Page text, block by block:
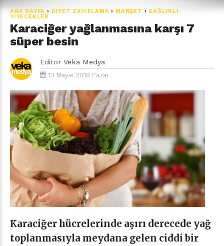
ANA SAYFA › DIYET ZAYIFLAMA › MANŞET ›SAĞLIKLI
YIYECEKLER
Karaciğer yağlanmasına karşı 7
süper besin
Editör Veka Medya
13 Mayıs 2018 Pazar
Karaciğer hücrelerinde aşırı derecede yağ
toplanmasıyla meydana gelen ciddi bir